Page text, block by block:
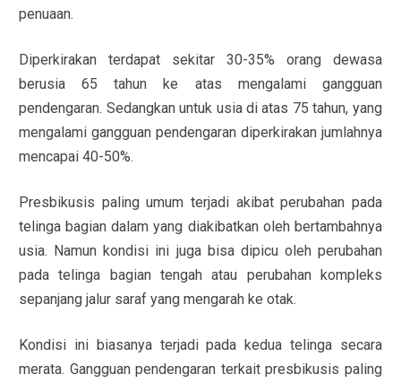
penuaan.
Diperkirakan terdapat sekitar 30-35% orang dewasa
berusia 65 tahun ke atas mengalami gangguan
pendengaran. Sedangkan untuk usia di atas 75 tahun, yang
mengalami gangguan pendengaran diperkirakan jumlahnya
mencapai 40-50%.
Presbikusis paling umum terjadi akibat perubahan pada
telinga bagian dalam yang diakibatkan oleh bertambahnya
usia. Namun kondisi ini juga bisa dipicu oleh perubahan
pada telinga bagian tengah atau perubahan kompleks
sepanjang jalur saraf yang mengarah ke otak.
Kondisi ini biasanya terjadi pada kedua telinga secara
merata. Gangguan pendengaran terkait presbikusis paling